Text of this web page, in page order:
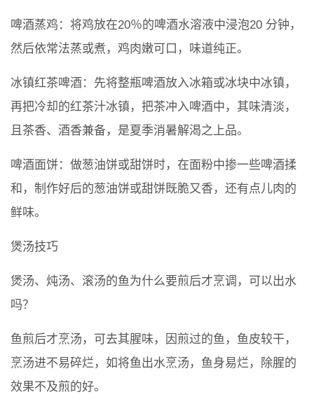
啤酒蒸鸡：将鸡放在20％的啤酒水溶液中浸泡20 分钟，
然后依常法蒸或煮，鸡肉嫩可口，味道纯正。
冰镇红茶啤酒：先将整瓶啤酒放入冰箱或冰块中冰镇，
再把冷却的红茶汁冰镇，把茶冲入啤酒中，其味清淡，
且茶香、酒香兼备，是夏季消暑解渴之上品。
啤酒面饼：做葱油饼或甜饼时，在面粉中掺一些啤酒揉
和，制作好后的葱油饼或甜饼既脆又香，还有点儿肉的
鲜味。
煲汤技巧
煲汤、炖汤、滚汤的鱼为什么要煎后才烹调，可以出水
吗？
鱼煎后才烹汤，可去其腥味，因煎过的鱼，鱼皮较干，
烹汤进不易碎烂，如将鱼出水烹汤，鱼身易烂，除腥的
效果不及煎的好。